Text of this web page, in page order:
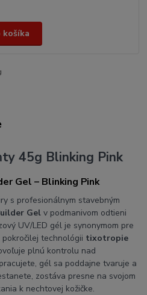
košíka
45g Blinking Pink
Gel – Blinking Pink
s profesionálnym stavebným
Gel v podmanivom odtieni
UV/LED gél je synonymom pre
technológii tixotropie
plnú kontrolu nad
gél sa poddajne tvaruje a
zostáva presne na svojom
k nechtovej kožičke.